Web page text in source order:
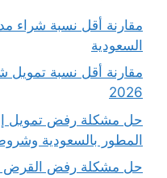
السعودية
مقارنة أقل نسبة
2026
حل مشكلة رفض تمويل
المطور بالسعودية
حل مشكلة رفض القرض